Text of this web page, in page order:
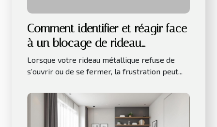
Comment identifier et réagir face
à un blocage de rideau
métallique ?
Lorsque votre rideau métallique refuse de
s’ouvrir ou de se fermer, la frustration peut...